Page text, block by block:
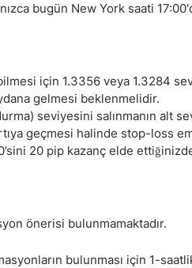
bugün New York saati
için 1.3356 veya 1.3284
gelmesi beklenmelidir.
seviyesini salınmanın alt
geçmesi halinde stop-loss
20 pip kazanç elde
önerisi bulunmamaktadır.
bulunması için 1-